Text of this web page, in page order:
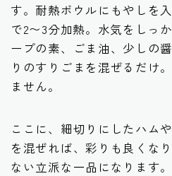
す。耐熱ボウルにもやしを
で2〜3分加熱。水気をしっ
ープの素、ごま油、少しの
りのすりごまを混ぜるだけ
ません。
ここに、細切りにしたハム
を混ぜれば、彩りも良くな
ない立派な一品になります